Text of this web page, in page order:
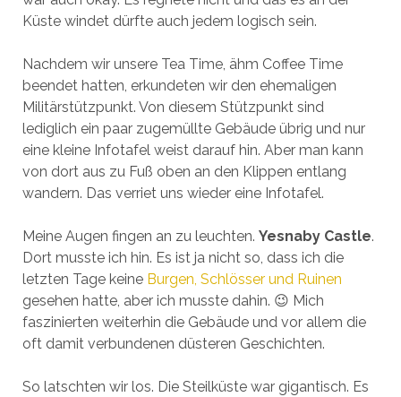
Küste windet dürfte auch jedem logisch sein.
Nachdem wir unsere Tea Time, ähm Coffee Time
beendet hatten, erkundeten wir den ehemaligen
Militärstützpunkt. Von diesem Stützpunkt sind
lediglich ein paar zugemüllte Gebäude übrig und nur
eine kleine Infotafel weist darauf hin. Aber man kann
von dort aus zu Fuß oben an den Klippen entlang
wandern. Das verriet uns wieder eine Infotafel.
Meine Augen fingen an zu leuchten. Yesnaby Castle.
Dort musste ich hin. Es ist ja nicht so, dass ich die
letzten Tage keine Burgen, Schlösser und Ruinen
gesehen hatte, aber ich musste dahin. 😉 Mich
faszinierten weiterhin die Gebäude und vor allem die
oft damit verbundenen düsteren Geschichten.
So latschten wir los. Die Steilküste war gigantisch. Es